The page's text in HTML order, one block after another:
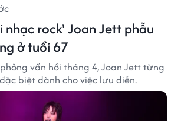
nhạc rock' Joan Jett phẫu
ở tuổi 67
vấn hồi tháng 4, Joan Jett từng
biệt dành cho việc lưu diễn.